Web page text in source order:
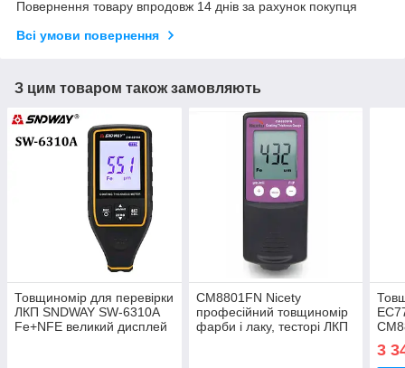
Повернення товару впродовж 14 днів за рахунок покупця
Всі умови повернення
З цим товаром також замовляють
Товщиномір для перевірки
ЛКП SNDWAY SW-6310A
Fe+NFE великий дисплей
СМ8801FN Nicety
професійний товщиномір
фарби і лаку, тесторі ЛКП
3